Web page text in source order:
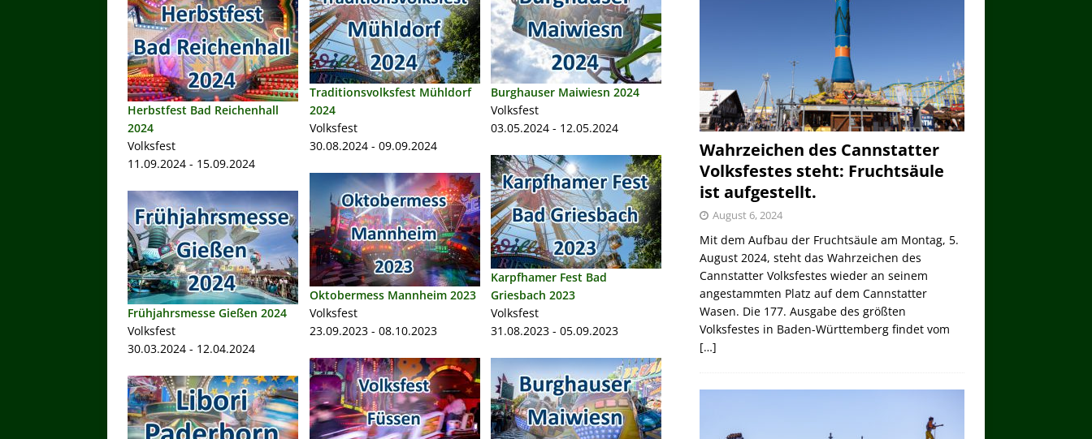
Herbstfest Bad Reichenhall
2024
Volksfest
11.09.2024 - 15.09.2024
Frühjahrsmesse Gießen 2024
Volksfest
30.03.2024 - 12.04.2024
Traditionsvolksfest Mühldorf
2024
Volksfest
30.08.2024 - 09.09.2024
Oktobermess Mannheim 2023
Volksfest
23.09.2023 - 08.10.2023
Burghauser Maiwiesn 2024
Volksfest
03.05.2024 - 12.05.2024
Karpfhamer Fest Bad
Griesbach 2023
Volksfest
31.08.2023 - 05.09.2023
Wahrzeichen des Cannstatter
Volksfestes steht: Fruchtsäule
ist aufgestellt.
August 6, 2024
Mit dem Aufbau der Fruchtsäule am Montag, 5.
August 2024, steht das Wahrzeichen des
Cannstatter Volksfestes wieder an seinem
angestammten Platz auf dem Cannstatter
Wasen. Die 177. Ausgabe des größten
Volksfestes in Baden-Württemberg findet vom
[…]